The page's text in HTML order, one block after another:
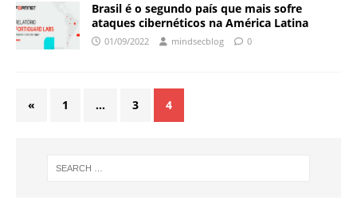
Brasil é o segundo país que mais sofre
ataques cibernéticos na América Latina
01/09/2022 mindsecblog 0
« 1 … 3 4